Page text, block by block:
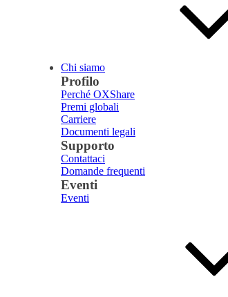
Chi siamo
Profilo
Perché OXShare
Premi globali
Carriere
Documenti legali
Supporto
Contattaci
Domande frequenti
Eventi
Eventi